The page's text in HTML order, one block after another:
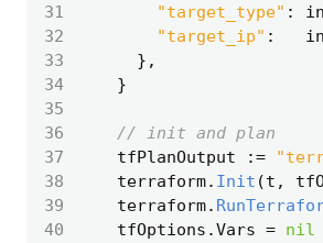
31
"target_type" :
32
"target_ip" :
33
},
34
}
35
36
// init and plan
37
tfPlanOutput :=
38
terraform. Init (t ,
39
terraform.
40
tfOptions .Vars = nil